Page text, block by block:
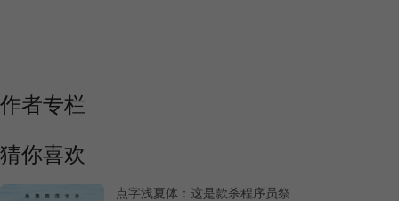
作者专栏
猜你喜欢
点字浅夏体：这是款杀程序员祭